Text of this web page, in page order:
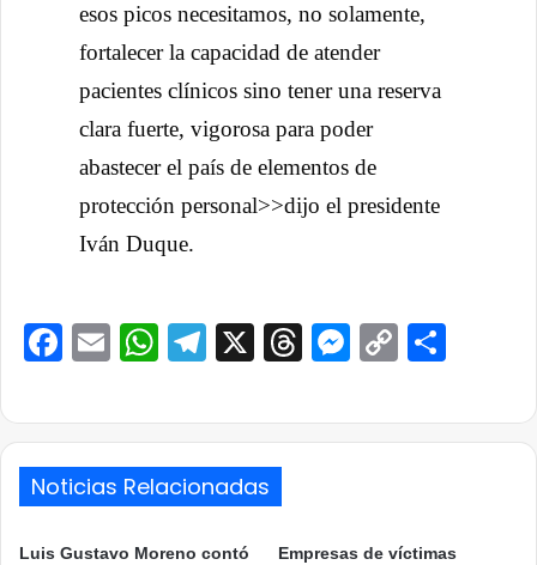
esos picos necesitamos, no solamente,
fortalecer la capacidad de atender
pacientes clínicos sino tener una reserva
clara fuerte, vigorosa para poder
abastecer el país de elementos de
protección personal>>dijo el presidente
Iván Duque.
Facebook
EmailWhatsApp
Telegram
X ThreadsCopy
Noticias Relacionadas
Luis Gustavo Moreno contó
Empresas de víctimas